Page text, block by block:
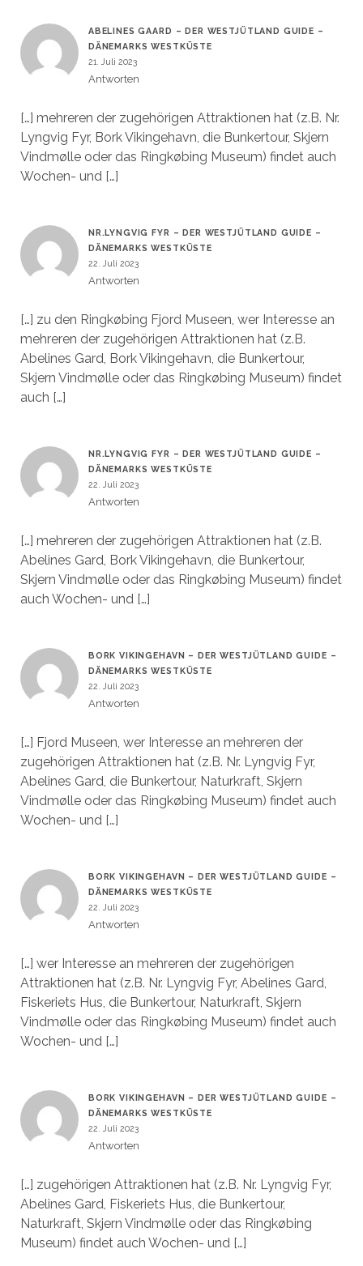
ABELINES GAARD – DER WESTJÜTLAND GUIDE –
DÄNEMARKS WESTKÜSTE
21. Juli 2023
Antworten
[…] mehreren der zugehörigen Attraktionen hat (z.B. Nr.
Lyngvig Fyr, Bork Vikingehavn, die Bunkertour, Skjern
Vindmølle oder das Ringkøbing Museum) findet auch
Wochen- und […]
NR.LYNGVIG FYR – DER WESTJÜTLAND GUIDE –
DÄNEMARKS WESTKÜSTE
22. Juli 2023
Antworten
[…] zu den Ringkøbing Fjord Museen, wer Interesse an
mehreren der zugehörigen Attraktionen hat (z.B.
Abelines Gard, Bork Vikingehavn, die Bunkertour,
Skjern Vindmølle oder das Ringkøbing Museum) findet
auch […]
NR.LYNGVIG FYR – DER WESTJÜTLAND GUIDE –
DÄNEMARKS WESTKÜSTE
22. Juli 2023
Antworten
[…] mehreren der zugehörigen Attraktionen hat (z.B.
Abelines Gard, Bork Vikingehavn, die Bunkertour,
Skjern Vindmølle oder das Ringkøbing Museum) findet
auch Wochen- und […]
BORK VIKINGEHAVN – DER WESTJÜTLAND GUIDE –
DÄNEMARKS WESTKÜSTE
22. Juli 2023
Antworten
[…] Fjord Museen, wer Interesse an mehreren der
zugehörigen Attraktionen hat (z.B. Nr. Lyngvig Fyr,
Abelines Gard, die Bunkertour, Naturkraft, Skjern
Vindmølle oder das Ringkøbing Museum) findet auch
Wochen- und […]
BORK VIKINGEHAVN – DER WESTJÜTLAND GUIDE –
DÄNEMARKS WESTKÜSTE
22. Juli 2023
Antworten
[…] wer Interesse an mehreren der zugehörigen
Attraktionen hat (z.B. Nr. Lyngvig Fyr, Abelines Gard,
Fiskeriets Hus, die Bunkertour, Naturkraft, Skjern
Vindmølle oder das Ringkøbing Museum) findet auch
Wochen- und […]
BORK VIKINGEHAVN – DER WESTJÜTLAND GUIDE –
DÄNEMARKS WESTKÜSTE
22. Juli 2023
Antworten
[…] zugehörigen Attraktionen hat (z.B. Nr. Lyngvig Fyr,
Abelines Gard, Fiskeriets Hus, die Bunkertour,
Naturkraft, Skjern Vindmølle oder das Ringkøbing
Museum) findet auch Wochen- und […]